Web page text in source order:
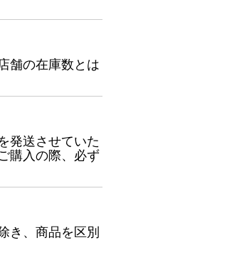
舗の在庫数とは
発送させていた
購入の際、必ず
き、商品を区別